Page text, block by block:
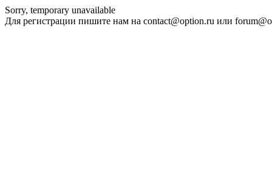
Sorry, temporary unavailable
Для регистрации пишите нам на contact@option.ru или